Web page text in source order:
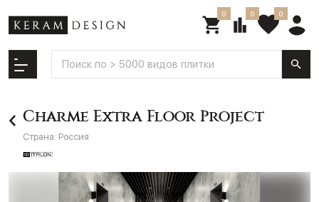
0 0 0
Charme Extra Floor Project
Страна: Россия